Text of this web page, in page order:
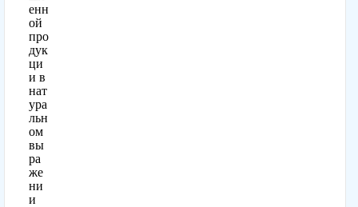
енн
ой
про
дук
ци
и в
нат
ура
льн
ом
вы
ра
же
ни
и